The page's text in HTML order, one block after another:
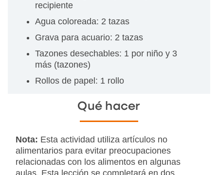
recipiente
Agua coloreada: 2 tazas
Grava para acuario: 2 tazas
Tazones desechables: 1 por niño y 3
más (tazones)
Rollos de papel: 1 rollo
Qué hacer
Nota: Esta actividad utiliza artículos no
alimentarios para evitar preocupaciones
relacionadas con los alimentos en algunas